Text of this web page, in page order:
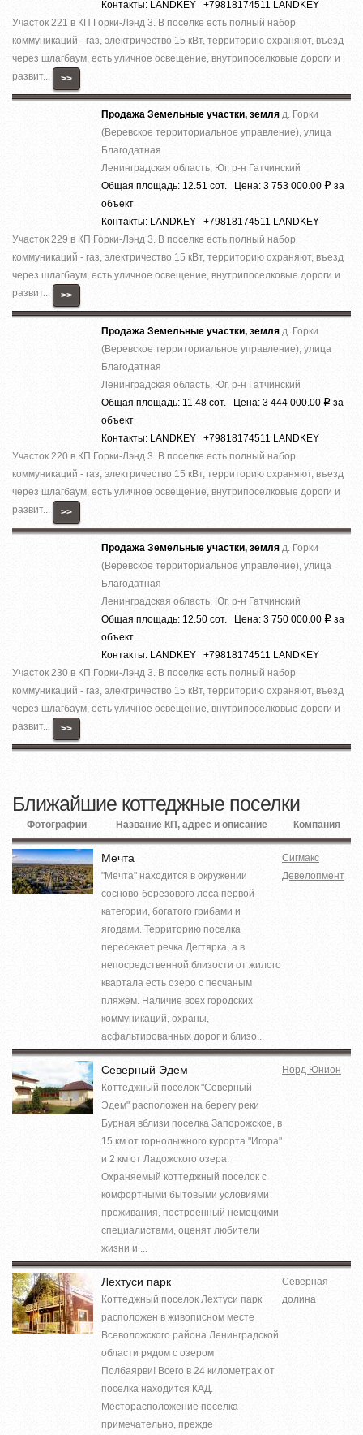
Контакты: LANDKEY +79818174511 LANDKEY
Участок 221 в КП Горки-Лэнд 3. В поселке есть полный набор
коммуникаций - газ, электричество 15 кВт, территорию охраняют, въезд
через шлагбаум, есть уличное освещение, внутрипоселковые дороги и
развит...
>>
Продажа Земельные участки, земля д. Горки
(Веревское территориальное управление), улица
Благодатная
Ленинградская область, Юг, р-н Гатчинский
Общая площадь: 12.51 сот. Цена: 3 753 000.00 Р за
объект
Контакты: LANDKEY +79818174511 LANDKEY
Участок 229 в КП Горки-Лэнд 3. В поселке есть полный набор
коммуникаций - газ, электричество 15 кВт, территорию охраняют, въезд
через шлагбаум, есть уличное освещение, внутрипоселковые дороги и
развит...
>>
Продажа Земельные участки, земля д. Горки
(Веревское территориальное управление), улица
Благодатная
Ленинградская область, Юг, р-н Гатчинский
Общая площадь: 11.48 сот. Цена: 3 444 000.00 Р за
объект
Контакты: LANDKEY +79818174511 LANDKEY
Участок 220 в КП Горки-Лэнд 3. В поселке есть полный набор
коммуникаций - газ, электричество 15 кВт, территорию охраняют, въезд
через шлагбаум, есть уличное освещение, внутрипоселковые дороги и
развит...
>>
Продажа Земельные участки, земля д. Горки
(Веревское территориальное управление), улица
Благодатная
Ленинградская область, Юг, р-н Гатчинский
Общая площадь: 12.50 сот. Цена: 3 750 000.00 Р за
объект
Контакты: LANDKEY +79818174511 LANDKEY
Участок 230 в КП Горки-Лэнд 3. В поселке есть полный набор
коммуникаций - газ, электричество 15 кВт, территорию охраняют, въезд
через шлагбаум, есть уличное освещение, внутрипоселковые дороги и
развит...
>>
Ближайшие коттеджные поселки
Фотографии Название КП, адрес и описание Компания
Мечта
"Мечта" находится в окружении
сосново-березового леса первой
категории, богатого грибами и
ягодами. Территорию поселка
пересекает речка Дегтярка, а в
непосредственной близости от жилого
квартала есть озеро с песчаным
пляжем. Наличие всех городских
коммуникаций, охраны,
асфальтированных дорог и близо...
Сигмакс
Девелопмент
Северный Эдем
Коттеджный поселок "Северный
Эдем" расположен на берегу реки
Бурная вблизи поселка Запорожское, в
15 км от горнолыжного курорта "Игора"
и 2 км от Ладожского озера.
Охраняемый коттеджный поселок с
комфортными бытовыми условиями
проживания, построенный немецкими
специалистами, оценят любители
жизни и ...
Норд Юнион
Лехтуси парк
Коттеджный поселок Лехтуси парк
расположен в живописном месте
Всеволожского района Ленинградской
области рядом с озером
Полбаярви! Всего в 24 километрах от
поселка находится КАД.
Месторасположение поселка
примечательно, прежде
Северная
долина